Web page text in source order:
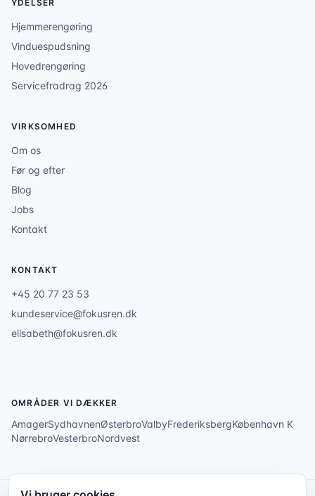
YDELSER
Hjemmerengøring
Vinduespudsning
Hovedrengøring
Servicefradrag 2026
VIRKSOMHED
Om os
Før og efter
Blog
Jobs
Kontakt
KONTAKT
+45 20 77 23 53
kundeservice@fokusren.dk
elisabeth@fokusren.dk
OMRÅDER VI DÆKKER
AmagerSydhavnenØsterbroValbyFrederiksbergKøbenhavn K
NørrebroVesterbroNordvest